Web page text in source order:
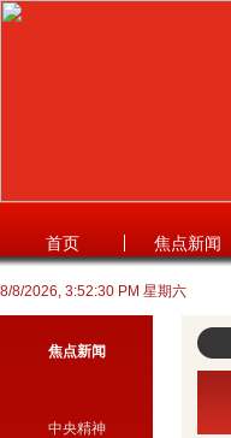
首页 焦点新闻
8/8/2026, 3:52:31 PM 星期六
焦点新闻
中央精神